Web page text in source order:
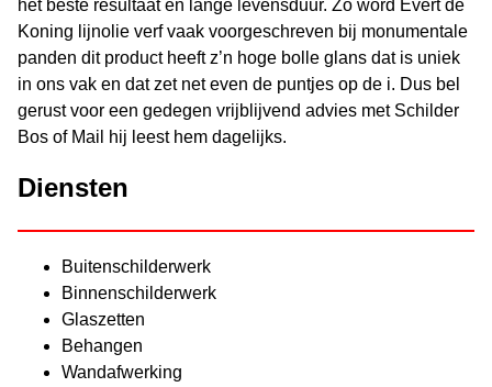
het beste resultaat en lange levensduur. Zo word Evert de
Koning lijnolie verf vaak voorgeschreven bij monumentale
panden dit product heeft z’n hoge bolle glans dat is uniek
in ons vak en dat zet net even de puntjes op de i. Dus bel
gerust voor een gedegen vrijblijvend advies met Schilder
Bos of Mail hij leest hem dagelijks.
Diensten
Buitenschilderwerk
Binnenschilderwerk
Glaszetten
Behangen
Wandafwerking